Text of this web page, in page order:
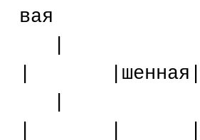
вая
|
| |